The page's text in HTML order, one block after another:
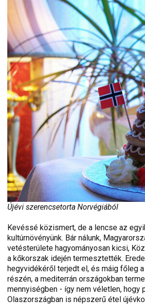
Újévi szerencsetorta Norvégiából
Kevéssé közismert, de a lencse az
kultúrnövényünk. Bár nálunk,
vetésterülete hagyományosan kicsi,
a kőkorszak idején termesztették.
hegyvidékéről terjedt el, és máig főleg
részén, a mediterrán országokban
mennyiségben - így nem véletlen, hogy
Olaszországban is népszerű étel